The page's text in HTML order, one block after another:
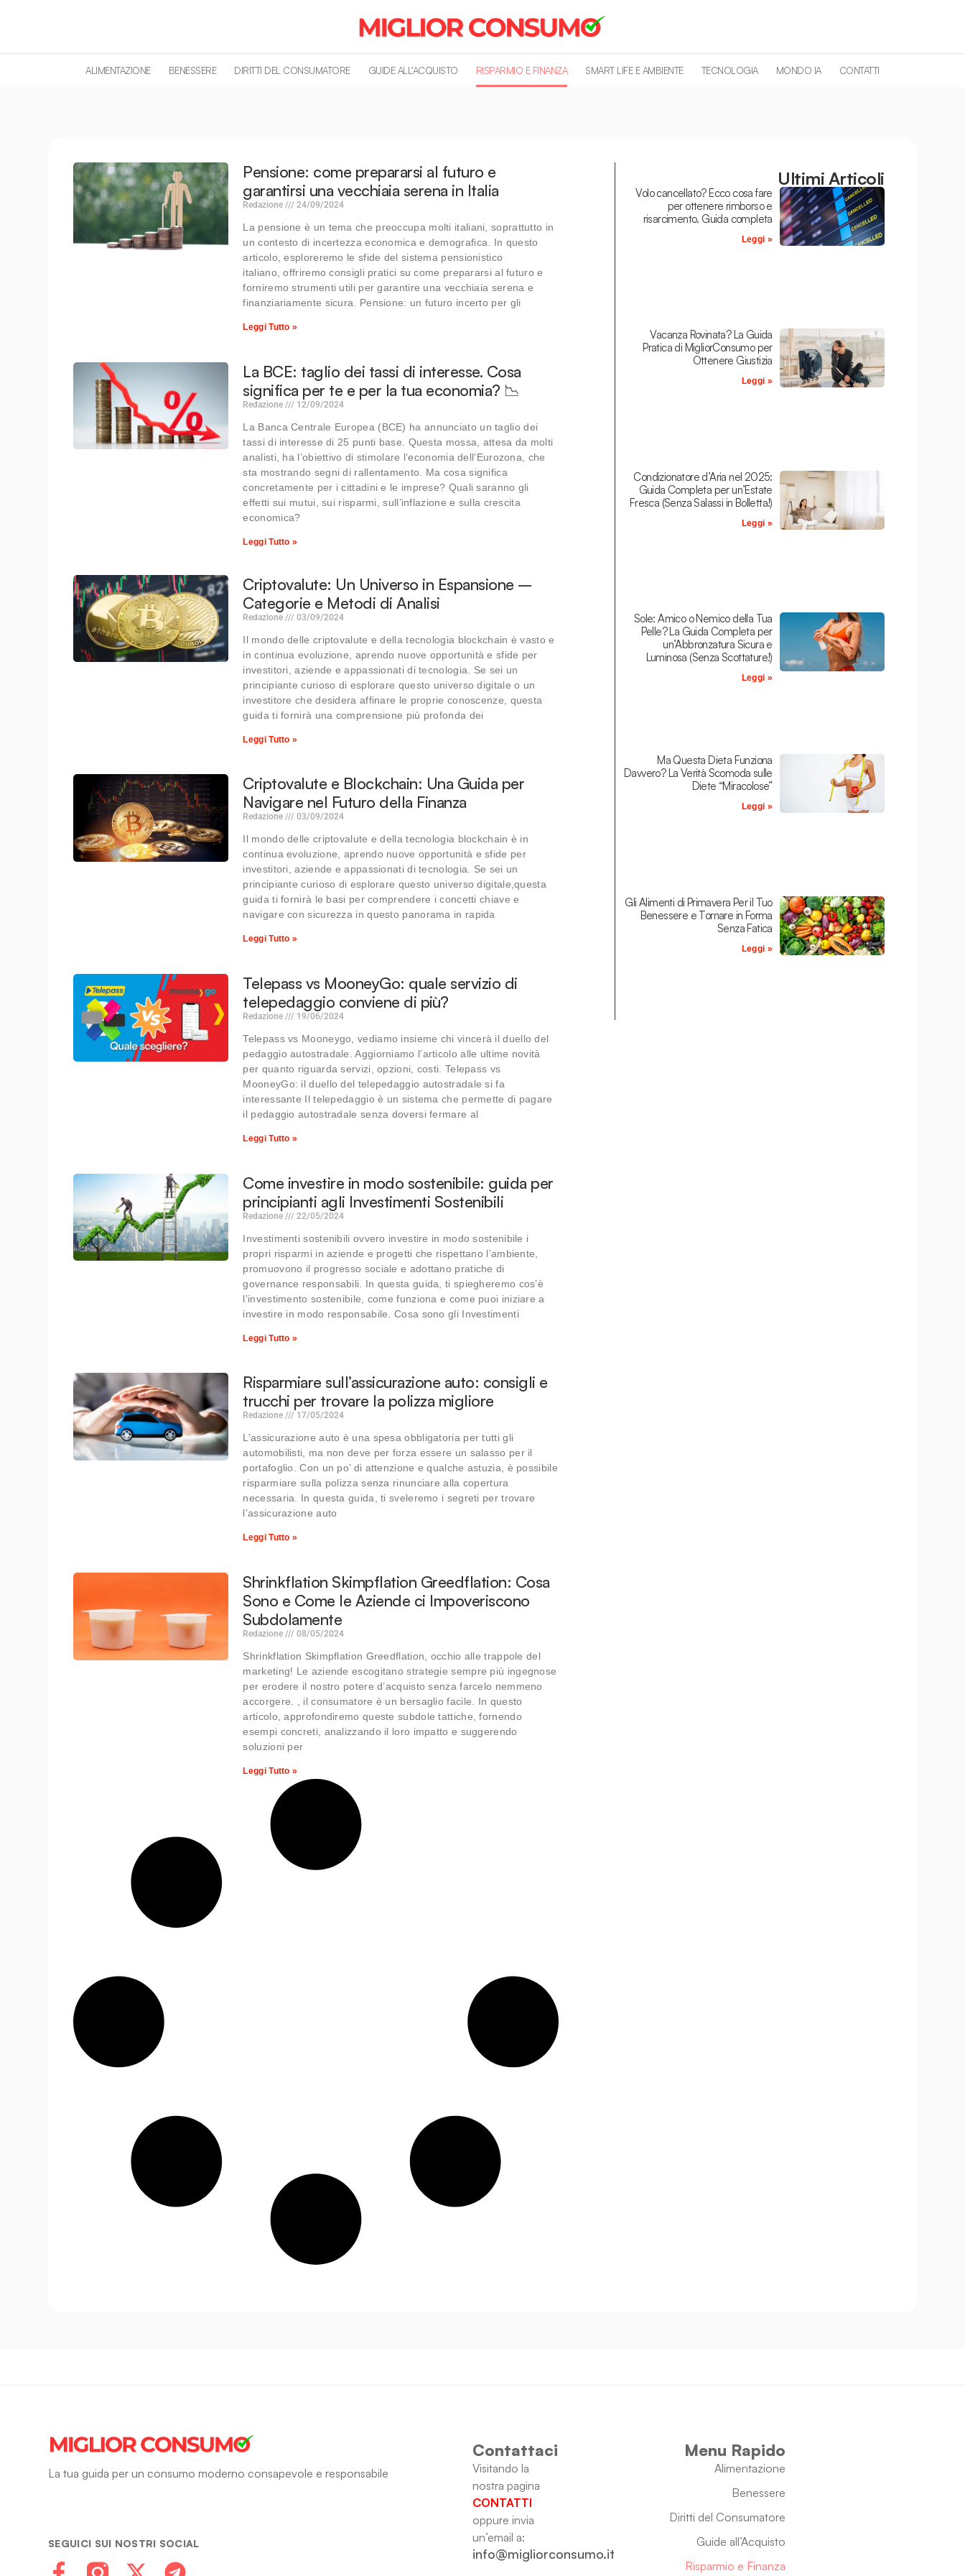
ALIMENTAZIONE BENESSERE DIRITTI DEL CONSUMATORE GUIDE ALL’ACQUISTO RISPARMIO E FINANZA SMART LIFE E AMBIENTE TECNOLOGIA MONDO IA CONTATTI
Pensione: come prepararsi al futuro e
garantirsi una vecchiaia serena in Italia
Redazione 24/09/2024
La pensione è un tema che preoccupa molti italiani, soprattutto in
un contesto di incertezza economica e demografica. In questo
articolo, esploreremo le sfide del sistema pensionistico
italiano, offriremo consigli pratici su come prepararsi al futuro e
forniremo strumenti utili per garantire una vecchiaia serena e
finanziariamente sicura. Pensione: un futuro incerto per gli
Leggi Tutto »
La BCE: taglio dei tassi di interesse. Cosa
significa per te e per la tua economia? 📉
Redazione 12/09/2024
La Banca Centrale Europea (BCE) ha annunciato un taglio dei
tassi di interesse di 25 punti base. Questa mossa, attesa da molti
analisti, ha l’obiettivo di stimolare l’economia dell’Eurozona, che
sta mostrando segni di rallentamento. Ma cosa significa
concretamente per i cittadini e le imprese? Quali saranno gli
effetti sui mutui, sui risparmi, sull’inflazione e sulla crescita
economica?
Leggi Tutto »
Criptovalute: Un Universo in Espansione –
Categorie e Metodi di Analisi
Redazione 03/09/2024
Il mondo delle criptovalute e della tecnologia blockchain è vasto e
in continua evoluzione, aprendo nuove opportunità e sfide per
investitori, aziende e appassionati di tecnologia. Se sei un
principiante curioso di esplorare questo universo digitale o un
investitore che desidera affinare le proprie conoscenze, questa
guida ti fornirà una comprensione più profonda dei
Leggi Tutto »
Criptovalute e Blockchain: Una Guida per
Navigare nel Futuro della Finanza
Redazione 03/09/2024
Il mondo delle criptovalute e della tecnologia blockchain è in
continua evoluzione, aprendo nuove opportunità e sfide per
investitori, aziende e appassionati di tecnologia. Se sei un
principiante curioso di esplorare questo universo digitale,questa
guida ti fornirà le basi per comprendere i concetti chiave e
navigare con sicurezza in questo panorama in rapida
Leggi Tutto »
Telepass vs MooneyGo: quale servizio di
telepedaggio conviene di più?
Redazione 19/06/2024
Telepass vs Mooneygo, vediamo insieme chi vincerà il duello del
pedaggio autostradale. Aggiorniamo l’articolo alle ultime novità
per quanto riguarda servizi, opzioni, costi. Telepass vs
MooneyGo: il duello del telepedaggio autostradale si fa
interessante Il telepedaggio è un sistema che permette di pagare
il pedaggio autostradale senza doversi fermare al
Leggi Tutto »
Come investire in modo sostenibile: guida per
principianti agli Investimenti Sostenibili
Redazione 22/05/2024
Investimenti sostenibili ovvero investire in modo sostenibile i
propri risparmi in aziende e progetti che rispettano l’ambiente,
promuovono il progresso sociale e adottano pratiche di
governance responsabili. In questa guida, ti spiegheremo cos’è
l’investimento sostenibile, come funziona e come puoi iniziare a
investire in modo responsabile. Cosa sono gli Investimenti
Leggi Tutto »
Risparmiare sull’assicurazione auto: consigli e
trucchi per trovare la polizza migliore
Redazione 17/05/2024
L’assicurazione auto è una spesa obbligatoria per tutti gli
automobilisti, ma non deve per forza essere un salasso per il
portafoglio. Con un po’ di attenzione e qualche astuzia, è possibile
risparmiare sulla polizza senza rinunciare alla copertura
necessaria. In questa guida, ti sveleremo i segreti per trovare
l’assicurazione auto
Leggi Tutto »
Shrinkflation Skimpflation Greedflation: Cosa
Sono e Come le Aziende ci Impoveriscono
Subdolamente
Redazione 08/05/2024
Shrinkflation Skimpflation Greedflation, occhio alle trappole del
marketing! Le aziende escogitano strategie sempre più ingegnose
per erodere il nostro potere d’acquisto senza farcelo nemmeno
accorgere. , il consumatore è un bersaglio facile. In questo
articolo, approfondiremo queste subdole tattiche, fornendo
esempi concreti, analizzando il loro impatto e suggerendo
soluzioni per
Leggi Tutto »
Ultimi Articoli
Volo cancellato? Ecco cosa fare
per ottenere rimborso e
risarcimento. Guida completa
Leggi »
Vacanza Rovinata? La Guida
Pratica di MigliorConsumo per
Ottenere Giustizia
Leggi »
Condizionatore d’Aria nel 2025:
Guida Completa per un’Estate
Fresca (Senza Salassi in Bolletta!)
Leggi »
Sole: Amico o Nemico della Tua
Pelle? La Guida Completa per
un’Abbronzatura Sicura e
Luminosa (Senza Scottature!)
Leggi »
Ma Questa Dieta Funziona
Davvero? La Verità Scomoda sulle
Diete “Miracolose”
Leggi »
Gli Alimenti di Primavera Per il Tuo
Benessere e Tornare in Forma
Senza Fatica
Leggi »
La tua guida per un consumo moderno consapevole e responsabile
SEGUICI SUI NOSTRI SOCIAL
Menu Rapido
Alimentazione
Benessere
Diritti del Consumatore
Guide all’Acquisto
Risparmio e Finanza
Contattaci
Visitando la
nostra pagina
CONTATTI
oppure invia
un’email a:
info@migliorconsumo.it